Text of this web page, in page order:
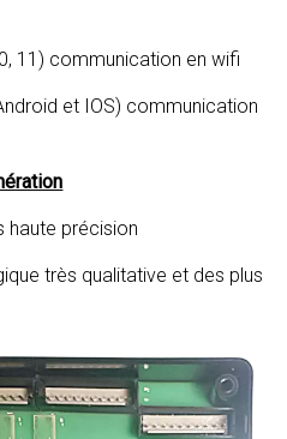
11) communication en wifi
et IOS) communication
haute précision
très qualitative et des plus